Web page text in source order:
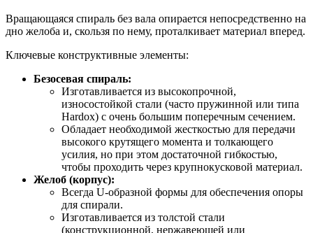
Вращающаяся спираль без вала опирается непосредственно на
дно желоба и, скользя по нему, проталкивает материал вперед.
Ключевые конструктивные элементы:
Безосевая спираль:
Изготавливается из высокопрочной,
износостойкой стали (часто пружинной или типа
Hardox) с очень большим поперечным сечением.
Обладает необходимой жесткостью для передачи
высокого крутящего момента и толкающего
усилия, но при этом достаточной гибкостью,
чтобы проходить через крупнокусковой материал.
Желоб (корпус):
Всегда U-образной формы для обеспечения опоры
для спирали.
Изготавливается из толстой стали
(конструкционной, нержавеющей или